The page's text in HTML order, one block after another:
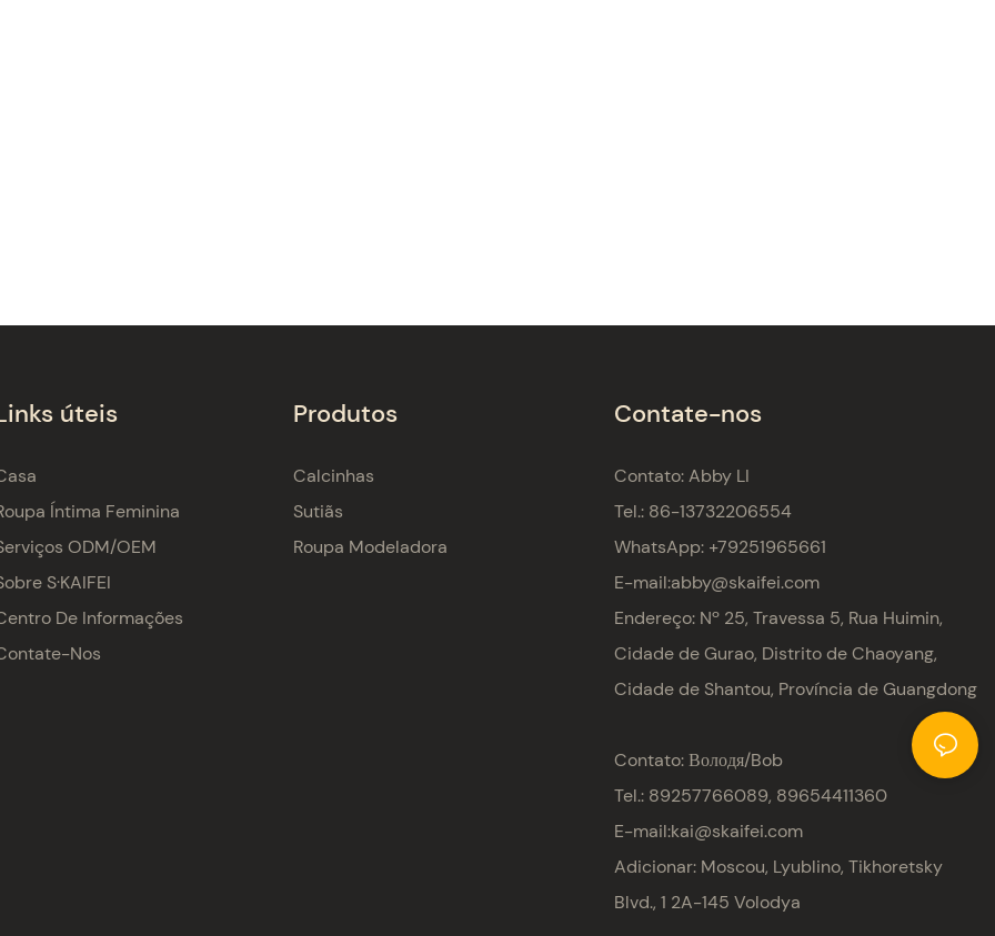
úteis
Íntima Feminina
ODM/OEM
S·KAIFEI
De Informações
Nos
Produtos
Calcinhas
Sutiãs
Roupa Modeladora
Contate-nos
Contato: Abby LI
Tel.: 86-13732206554
WhatsApp: +79251965661
E-mail:abby@skaifei.com
Endereço: Nº 25, Travessa 5, Rua Huimin,
Cidade de Gurao, Distrito de Chaoyang,
Cidade de Shantou, Província de Guangdong
Contato: Володя/Bob
Tel.: 89257766089, 89654411360
E-mail:kai@skaifei.com
Adicionar: Moscou, Lyublino, Tikhoretsky
Blvd., 1 2A-145 Volodya